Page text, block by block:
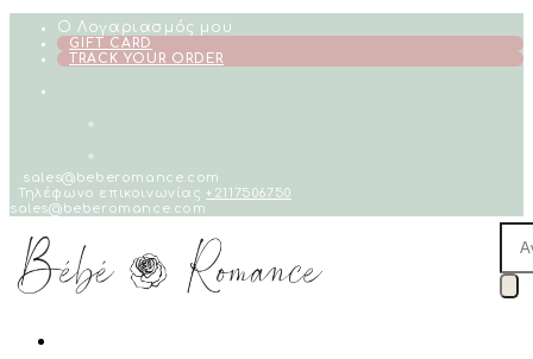
Skip
content
Ο Λογαριασμός μου
GIFT CARD
TRACK YOUR ORDER
sales@beberomance.com
Τηλέφωνο επικοινωνίας+2117506750
sales@beberomance.com